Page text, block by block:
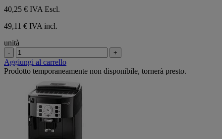
40,25 € IVA Escl.
49,11 € IVA incl.
unità
- +
Aggiungi al carrello
Prodotto temporaneamente non disponibile, tornerà presto.